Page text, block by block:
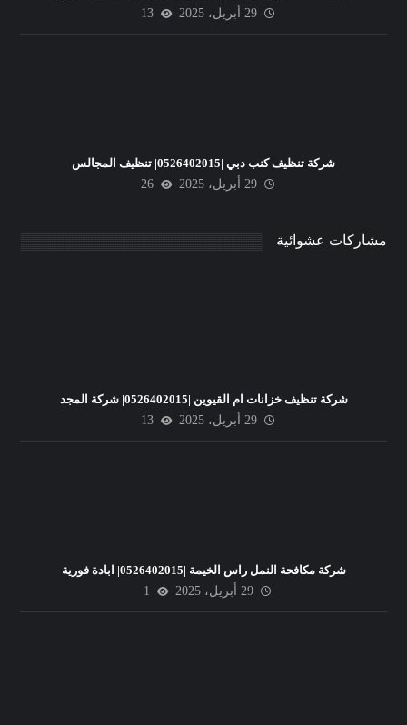
29 أبريل، 2025
13
شركة تنظيف كنب دبي |0526402015| تنظيف المجالس
29 أبريل، 2025
26
مشاركات عشوائية
شركة تنظيف خزانات ام القيوين |0526402015| شركة المجد
29 أبريل، 2025
13
شركة مكافحة النمل راس الخيمة |0526402015| ابادة فورية
29 أبريل، 2025
1